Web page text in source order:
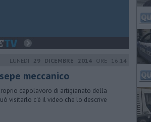
LUNEDÌ 29 DICEMBRE 2014 ORE 16:14
meccanico
capolavoro di artigianato della
visitarlo c'è il video che lo descrive